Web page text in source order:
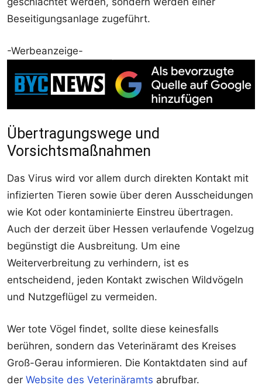
Beseitigungsanlage zugeführt.
-Werbeanzeige-
Übertragungswege und
Vorsichtsmaßnahmen
Das Virus wird vor allem durch direkten Kontakt mit
infizierten Tieren sowie über deren Ausscheidungen
wie Kot oder kontaminierte Einstreu übertragen.
Auch der derzeit über Hessen verlaufende Vogelzug
begünstigt die Ausbreitung. Um eine
Weiterverbreitung zu verhindern, ist es
entscheidend, jeden Kontakt zwischen Wildvögeln
und Nutzgeflügel zu vermeiden.
Wer tote Vögel findet, sollte diese keinesfalls
berühren, sondern das Veterinäramt des Kreises
Groß-Gerau informieren. Die Kontaktdaten sind auf
der Website des Veterinäramts abrufbar.